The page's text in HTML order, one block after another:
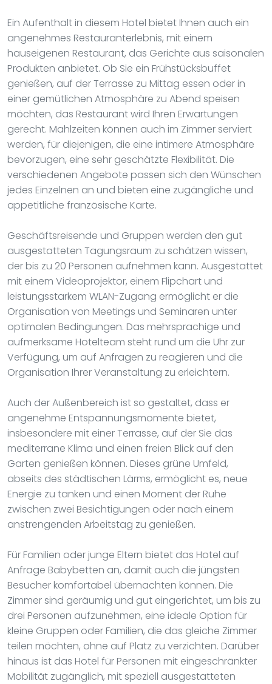
Ein Aufenthalt in diesem Hotel bietet Ihnen auch ein
angenehmes Restauranterlebnis, mit einem
hauseigenen Restaurant, das Gerichte aus saisonalen
Produkten anbietet. Ob Sie ein Frühstücksbuffet
genießen, auf der Terrasse zu Mittag essen oder in
einer gemütlichen Atmosphäre zu Abend speisen
möchten, das Restaurant wird Ihren Erwartungen
gerecht. Mahlzeiten können auch im Zimmer serviert
werden, für diejenigen, die eine intimere Atmosphäre
bevorzugen, eine sehr geschätzte Flexibilität. Die
verschiedenen Angebote passen sich den Wünschen
jedes Einzelnen an und bieten eine zugängliche und
appetitliche französische Karte.
Geschäftsreisende und Gruppen werden den gut
ausgestatteten Tagungsraum zu schätzen wissen,
der bis zu 20 Personen aufnehmen kann. Ausgestattet
mit einem Videoprojektor, einem Flipchart und
leistungsstarkem WLAN-Zugang ermöglicht er die
Organisation von Meetings und Seminaren unter
optimalen Bedingungen. Das mehrsprachige und
aufmerksame Hotelteam steht rund um die Uhr zur
Verfügung, um auf Anfragen zu reagieren und die
Organisation Ihrer Veranstaltung zu erleichtern.
Auch der Außenbereich ist so gestaltet, dass er
angenehme Entspannungsmomente bietet,
insbesondere mit einer Terrasse, auf der Sie das
mediterrane Klima und einen freien Blick auf den
Garten genießen können. Dieses grüne Umfeld,
abseits des städtischen Lärms, ermöglicht es, neue
Energie zu tanken und einen Moment der Ruhe
zwischen zwei Besichtigungen oder nach einem
anstrengenden Arbeitstag zu genießen.
Für Familien oder junge Eltern bietet das Hotel auf
Anfrage Babybetten an, damit auch die jüngsten
Besucher komfortabel übernachten können. Die
Zimmer sind geräumig und gut eingerichtet, um bis zu
drei Personen aufzunehmen, eine ideale Option für
kleine Gruppen oder Familien, die das gleiche Zimmer
teilen möchten, ohne auf Platz zu verzichten. Darüber
hinaus ist das Hotel für Personen mit eingeschränkter
Mobilität zugänglich, mit speziell ausgestatteten